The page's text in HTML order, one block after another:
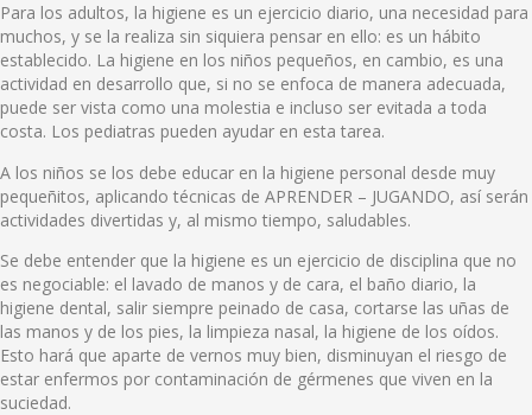
Para los adultos, la higiene es un ejercicio diario, una necesidad para
muchos, y se la realiza sin siquiera pensar en ello: es un hábito
establecido. La higiene en los niños pequeños, en cambio, es una
actividad en desarrollo que, si no se enfoca de manera adecuada,
puede ser vista como una molestia e incluso ser evitada a toda
costa. Los pediatras pueden ayudar en esta tarea.
A los niños se los debe educar en la higiene personal desde muy
pequeñitos, aplicando técnicas de APRENDER – JUGANDO, así serán
actividades divertidas y, al mismo tiempo, saludables.
Se debe entender que la higiene es un ejercicio de disciplina que no
es negociable: el lavado de manos y de cara, el baño diario, la
higiene dental, salir siempre peinado de casa, cortarse las uñas de
las manos y de los pies, la limpieza nasal, la higiene de los oídos.
Esto hará que aparte de vernos muy bien, disminuyan el riesgo de
estar enfermos por contaminación de gérmenes que viven en la
suciedad.